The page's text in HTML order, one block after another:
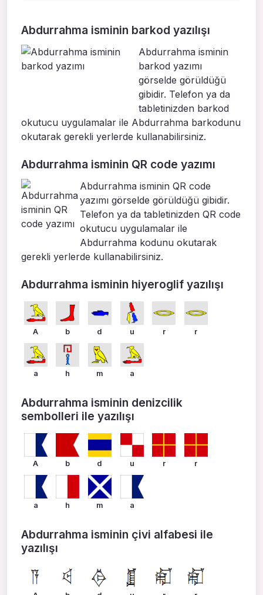
Abdurrahma isminin barkod yazılışı
Abdurrahma isminin
barkod yazımı
görselde görüldüğü
gibidir. Telefon ya da
tabletinizden barkod
okutucu uygulamalar ile Abdurrahma barkodunu
okutarak gerekli yerlerde kullanabilirsiniz.
Abdurrahma isminin QR code yazımı
Abdurrahma isminin QR code
yazımı görselde görüldüğü gibidir.
Telefon ya da tabletinizden QR code
okutucu uygulamalar ile
Abdurrahma kodunu okutarak
gerekli yerlerde kullanabilirsiniz.
Abdurrahma isminin hiyeroglif yazılışı
A b d u r r
a h m a
Abdurrahma isminin denizcilik
sembolleri ile yazılışı
A b d u r r
a h m a
Abdurrahma isminin çivi alfabesi ile
yazılışı